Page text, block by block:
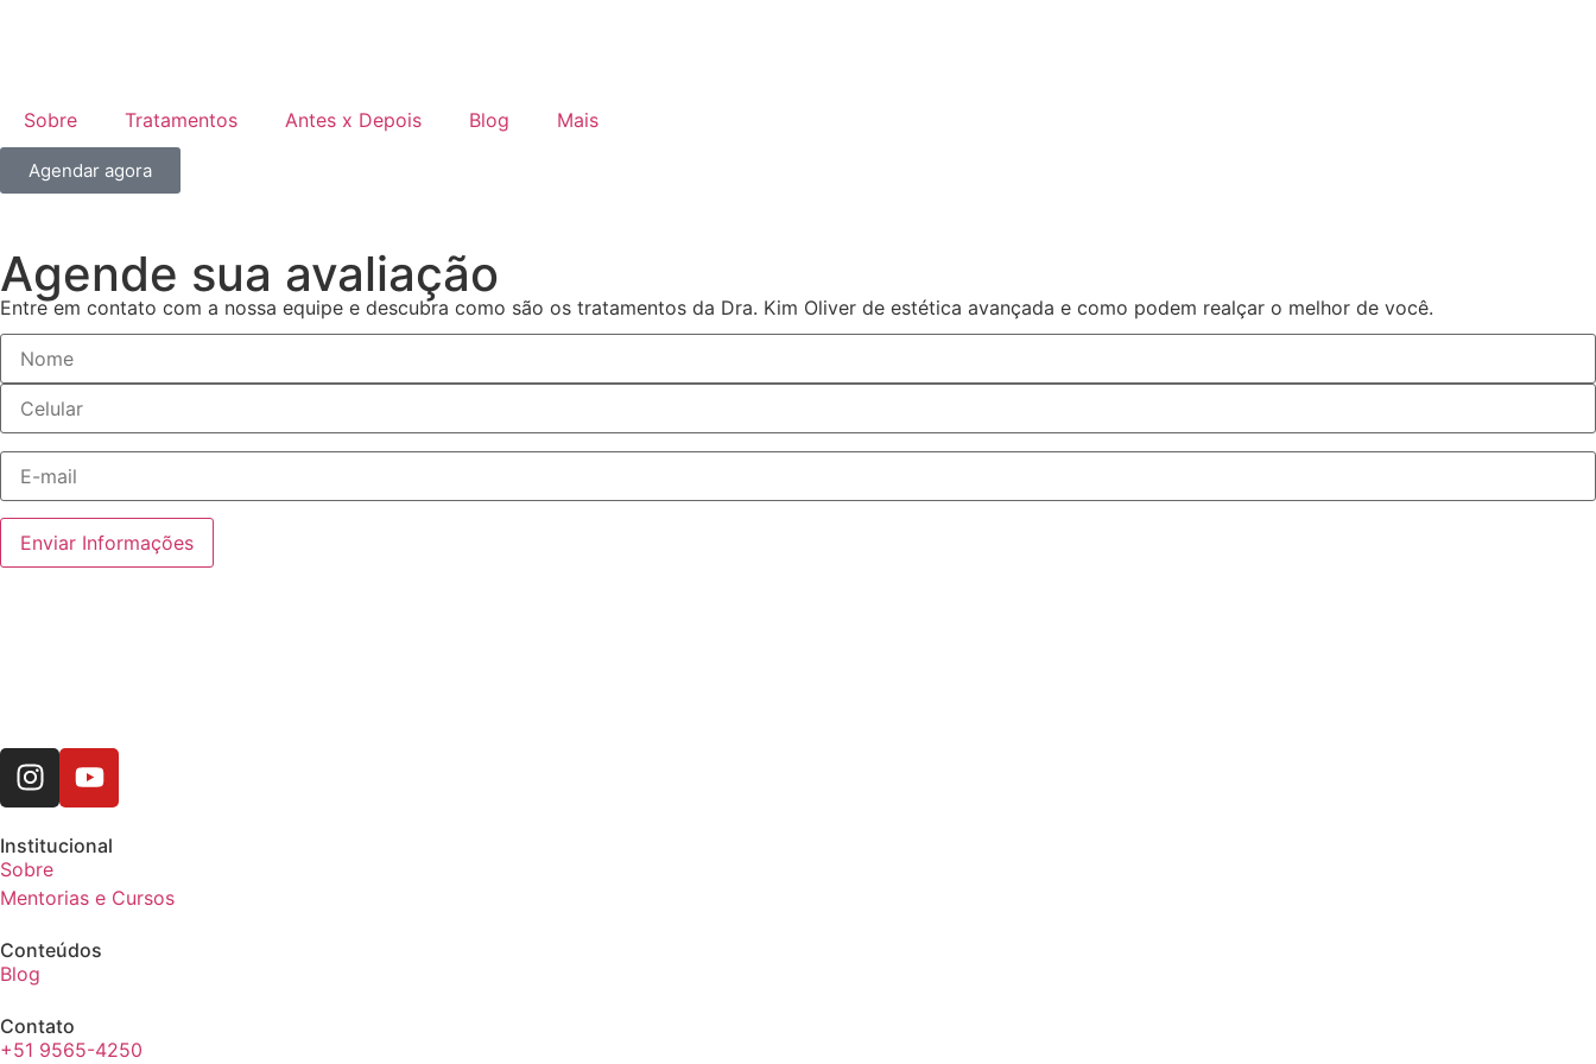
Sobre Tratamentos Antes x Depois Blog Mais
Agendar agora
Agende sua avaliação
Entre em contato com a nossa equipe e descubra como são os tratamentos da Dra. Kim Oliver de estética avançada e como podem realçar o melhor de você.
Institucional
Sobre
Mentorias e Cursos
Conteúdos
Blog
Contato
+51 9565-4250